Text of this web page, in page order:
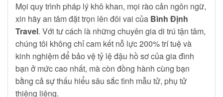
Mọi quy trình pháp lý khô khan, mọi rào cản ngôn ngữ,
xin hãy an tâm đặt trọn lên đôi vai của Bình Định
Travel. Với tư cách là những chuyên gia di trú tận tâm,
chúng tôi không chỉ cam kết nỗ lực 200% trí tuệ và
kinh nghiệm để bảo vệ tỷ lệ đậu hồ sơ của gia đình
bạn ở mức cao nhất, mà còn đồng hành cùng bạn
bằng cả sự thấu hiểu sâu sắc tình mẫu tử, phụ tử
thiêng liêng.